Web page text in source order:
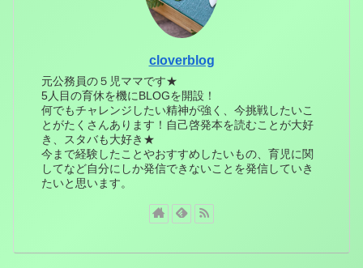
cloverblog
元公務員の５児ママです★
5人目の育休を機にBLOGを開設！
何でもチャレンジしたい精神が強く、今挑戦したいこ
とがたくさんあります！自己啓発本を読むことが大好
き、スタバも大好き★
今まで経験したことやおすすめしたいもの、育児に関
してなど自分にしか発信できないことを発信していき
たいと思います。